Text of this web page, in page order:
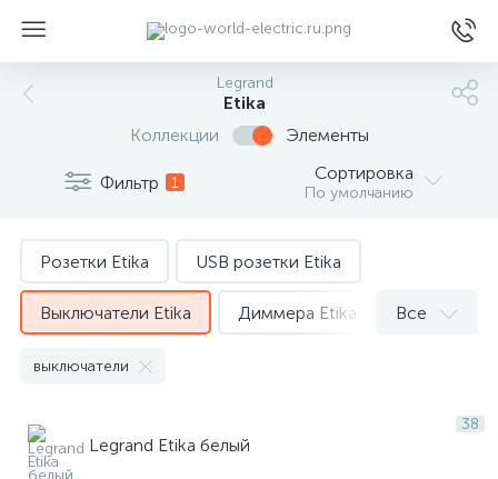
Legrand
Etika
Коллекции
Элементы
Фильтр 1 Сортировка
По умолчанию
Розетки Etika USB розетки Etika
Выключатели Etika Диммера Etika
TV розетки Etika
Телефонные розетки Etika
Все
выключатели
38
Legrand Etika белый